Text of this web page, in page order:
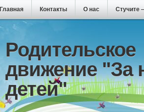
Главная Контакты О нас Стучите
Родительское
движение "За
детей"